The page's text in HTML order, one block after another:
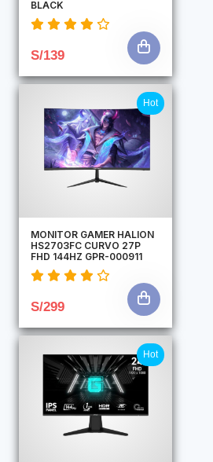
BLACK
S/139
Hot
MONITOR GAMER HALION
HS2703FC CURVO 27P
FHD 144HZ GPR-000911
S/299
Hot